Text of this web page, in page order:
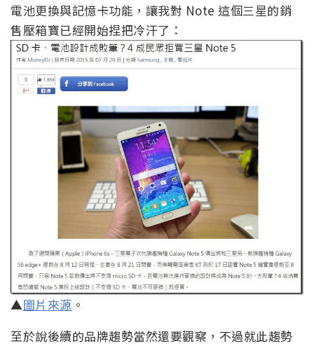
電池更換與記憶卡功能，讓我對 Note 這個三星的銷
售壓箱寶已經開始捏把冷汗了：
▲圖片來源 。
至於說後續的品牌趨勢當然還要觀察，不過就此趨勢